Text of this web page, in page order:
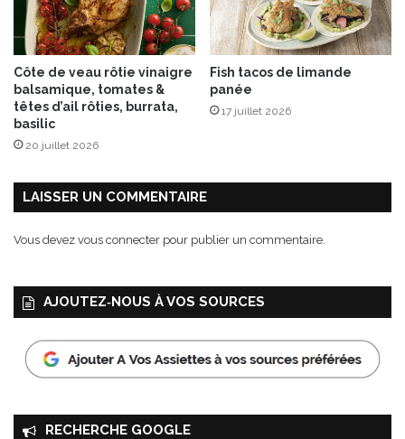
b
l
a
n
c
B
B
a
o
Côte de veau rôtie vinaigre
balsamique, tomates &
têtes d’ail rôties, burrata,
basilic
20 juillet 2026
Fish tacos de limande
panée
17 juillet 2026
LAISSER UN COMMENTAIRE
Vous devez vous connecter pour publier un commentaire.
AJOUTEZ‑NOUS À VOS SOURCES
RECHERCHE GOOGLE